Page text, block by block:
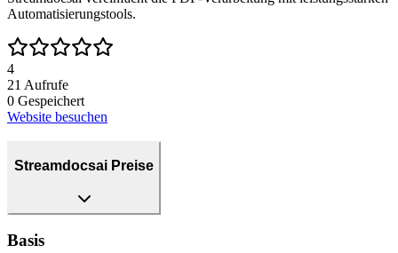
Automatisierungstools.
4
21 Aufrufe
0 Gespeichert
Website besuchen
Streamdocsai Preise
Basis